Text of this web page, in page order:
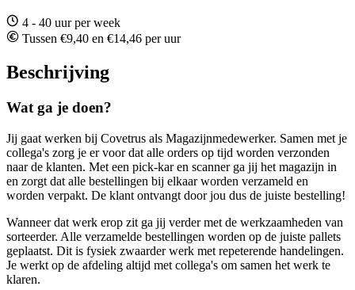
4 - 40 uur per week
Tussen €9,40 en €14,46 per uur
Beschrijving
Wat ga je doen?
Jij gaat werken bij Covetrus als Magazijnmedewerker. Samen met je
collega's zorg je er voor dat alle orders op tijd worden verzonden
naar de klanten. Met een pick-kar en scanner ga jij het magazijn in
en zorgt dat alle bestellingen bij elkaar worden verzameld en
worden verpakt. De klant ontvangt door jou dus de juiste bestelling!
Wanneer dat werk erop zit ga jij verder met de werkzaamheden van
sorteerder. Alle verzamelde bestellingen worden op de juiste pallets
geplaatst. Dit is fysiek zwaarder werk met repeterende handelingen.
Je werkt op de afdeling altijd met collega's om samen het werk te
klaren.